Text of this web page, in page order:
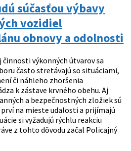
súčasťou výbavy
vozidiel
obnovy a odolnosti
činnosti výkonných útvarov sa
často stretávajú so situáciami,
či náhleho zhoršenia
k zástave krvného obehu. Aj
a bezpečnostných zložiek sú
na mieste udalosti a prijímajú
si vyžadujú rýchlu reakciu
z tohto dôvodu začal Policajný